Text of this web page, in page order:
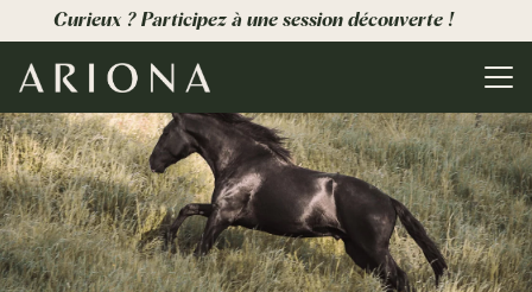
Curieux ? Participez à une session découverte !